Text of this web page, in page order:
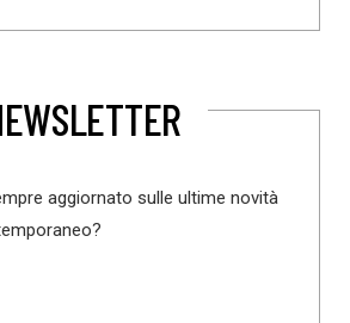
aggiornato sulle ultime novità